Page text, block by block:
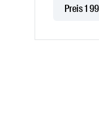
Preis 1